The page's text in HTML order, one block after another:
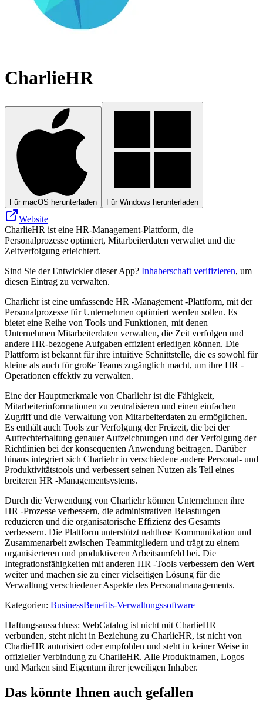
CharlieHR
Für macOS herunterladen Für Windows herunterladen
Website
CharlieHR ist eine HR-Management-Plattform, die
Personalprozesse optimiert, Mitarbeiterdaten verwaltet und die
Zeitverfolgung erleichtert.
Sind Sie der Entwickler dieser App? Inhaberschaft verifizieren, um
diesen Eintrag zu verwalten.
Charliehr ist eine umfassende HR -Management -Plattform, mit der
Personalprozesse für Unternehmen optimiert werden sollen. Es
bietet eine Reihe von Tools und Funktionen, mit denen
Unternehmen Mitarbeiterdaten verwalten, die Zeit verfolgen und
andere HR-bezogene Aufgaben effizient erledigen können. Die
Plattform ist bekannt für ihre intuitive Schnittstelle, die es sowohl für
kleine als auch für große Teams zugänglich macht, um ihre HR -
Operationen effektiv zu verwalten.
Eine der Hauptmerkmale von Charliehr ist die Fähigkeit,
Mitarbeiterinformationen zu zentralisieren und einen einfachen
Zugriff und die Verwaltung von Mitarbeiterdaten zu ermöglichen.
Es enthält auch Tools zur Verfolgung der Freizeit, die bei der
Aufrechterhaltung genauer Aufzeichnungen und der Verfolgung der
Richtlinien bei der konsequenten Anwendung beitragen. Darüber
hinaus integriert sich Charliehr in verschiedene andere Personal- und
Produktivitätstools und verbessert seinen Nutzen als Teil eines
breiteren HR -Managementsystems.
Durch die Verwendung von Charliehr können Unternehmen ihre
HR -Prozesse verbessern, die administrativen Belastungen
reduzieren und die organisatorische Effizienz des Gesamts
verbessern. Die Plattform unterstützt nahtlose Kommunikation und
Zusammenarbeit zwischen Teammitgliedern und trägt zu einem
organisierteren und produktiveren Arbeitsumfeld bei. Die
Integrationsfähigkeiten mit anderen HR -Tools verbessern den Wert
weiter und machen sie zu einer vielseitigen Lösung für die
Verwaltung verschiedener Aspekte des Personalmanagements.
Kategorien: BusinessBenefits-Verwaltungssoftware
Haftungsausschluss: WebCatalog ist nicht mit CharlieHR
verbunden, steht nicht in Beziehung zu CharlieHR, ist nicht von
CharlieHR autorisiert oder empfohlen und steht in keiner Weise in
offizieller Verbindung zu CharlieHR. Alle Produktnamen, Logos
und Marken sind Eigentum ihrer jeweiligen Inhaber.
Das könnte Ihnen auch gefallen